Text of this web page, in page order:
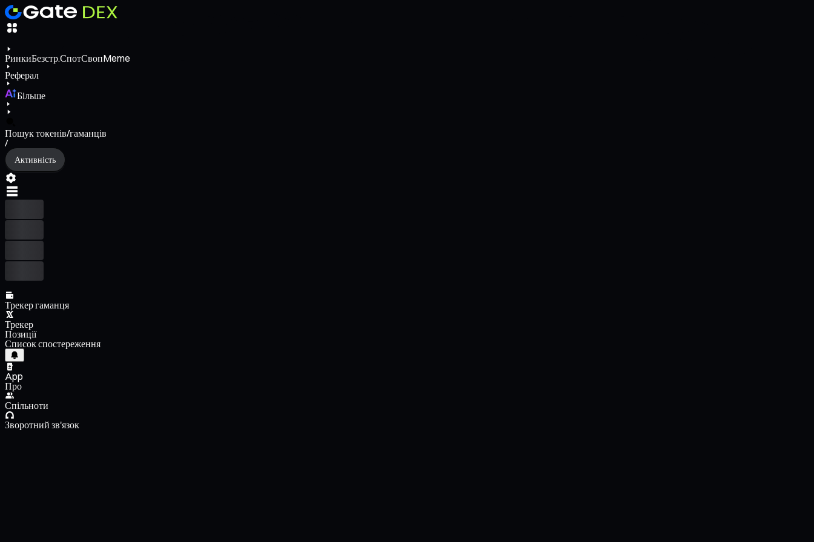
РинкиБезстр.СпотСвопMeme
Реферал
Більше
Пошук токенів/гаманців
/
Активність
Трекер гаманця
Трекер
Позиції
Список спостереження
App
Про
Спільноти
Зворотний зв'язок